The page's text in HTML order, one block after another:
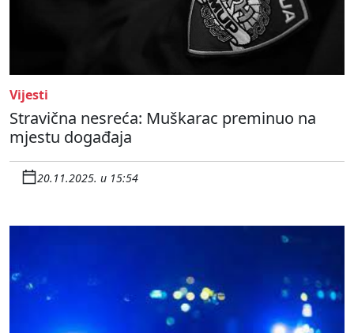
Vijesti
Stravična nesreća: Muškarac preminuo na
mjestu događaja
20.11.2025. u 15:54